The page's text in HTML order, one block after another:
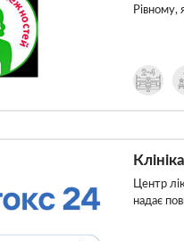
Рівному,
Центр
надає